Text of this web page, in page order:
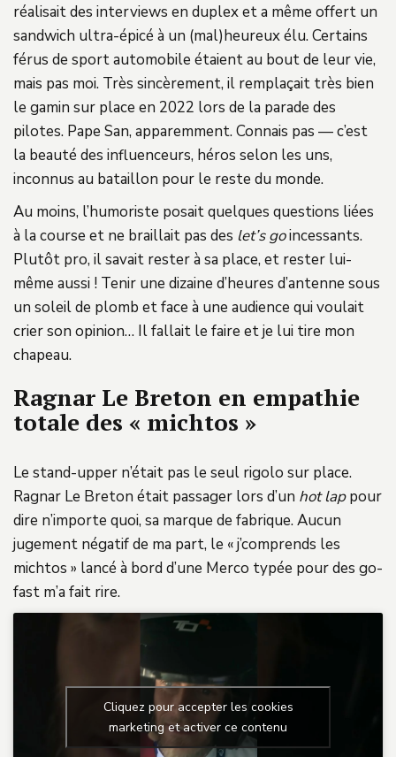
réalisait des interviews en duplex et a même offert un
sandwich ultra-épicé à un (mal)heureux élu. Certains
férus de sport automobile étaient au bout de leur vie,
mais pas moi. Très sincèrement, il remplaçait très bien
le gamin sur place en 2022 lors de la parade des
pilotes. Pape San, apparemment. Connais pas — c’est
la beauté des influenceurs, héros selon les uns,
inconnus au bataillon pour le reste du monde.
Au moins, l’humoriste posait quelques questions liées
à la course et ne braillait pas des let’s goincessants.
Plutôt pro, il savait rester à sa place, et rester lui-
même aussi ! Tenir une dizaine d’heures d’antenne sous
un soleil de plomb et face à une audience qui voulait
crier son opinion… Il fallait le faire et je lui tire mon
chapeau.
Ragnar Le Breton en empathie
totale des « michtos »
Le stand-upper n’était pas le seul rigolo sur place.
Ragnar Le Breton était passager lors d’un hot lappour
dire n’importe quoi, sa marque de fabrique. Aucun
jugement négatif de ma part, le « j’comprends les
michtos » lancé à bord d’une Merco typée pour des go-
fast m’a fait rire.
Cliquez pour accepter les cookies
marketing et activer ce contenu